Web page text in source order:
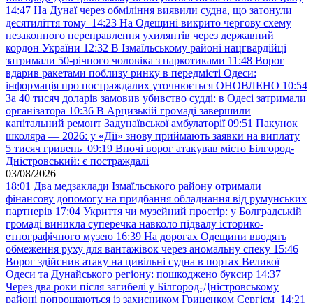
14:47 На Дунаї через обміління виявили судна, що затонули
десятиліття тому 14:23 На Одещині викрито чергову схему
незаконного переправлення ухилянтів через державний
кордон України 12:32 В Ізмаїльському районі нацгвардійці
затримали 50-річного чоловіка з наркотиками 11:48 Ворог
вдарив ракетами поблизу ринку в передмісті Одеси:
інформація про постраждалих уточнюється ОНОВЛЕНО 10:54
За 40 тисяч доларів замовив убивство судді: в Одесі затримали
організатора 10:36 В Арцизькій громаді завершили
капітальний ремонт Задунаївської амбулаторії 09:51 Пакунок
школяра — 2026: у «Дії» знову приймають заявки на виплату
5 тисяч гривень 09:19 Вночі ворог атакував місто Білгород-
Дністровський: є постраждалі
03/08/2026
18:01 Два медзаклади Ізмаїльського району отримали
фінансову допомогу на придбання обладнання від румунських
партнерів 17:04 Укриття чи музейний простір: у Болградській
громаді виникла суперечка навколо підвалу історико-
етнографічного музею 16:39 На дорогах Одещини вводять
обмеження руху для вантажівок через аномальну спеку 15:46
Ворог здійснив атаку на цивільні судна в портах Великої
Одеси та Дунайського регіону: пошкоджено буксир 14:37
Через два роки після загибелі у Білгород-Дністровському
районі попрощаються із захисником Гриценком Сергієм 14:21